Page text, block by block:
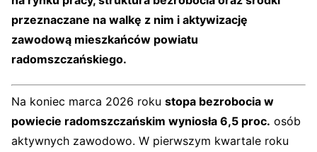
przeznaczane na walkę z nim i aktywizację
zawodową mieszkańców powiatu
radomszczańskiego.
Na koniec marca 2026 roku stopa bezrobocia w
powiecie radomszczańskim wyniosła 6,5 proc. osób
aktywnych zawodowo. W pierwszym kwartale roku